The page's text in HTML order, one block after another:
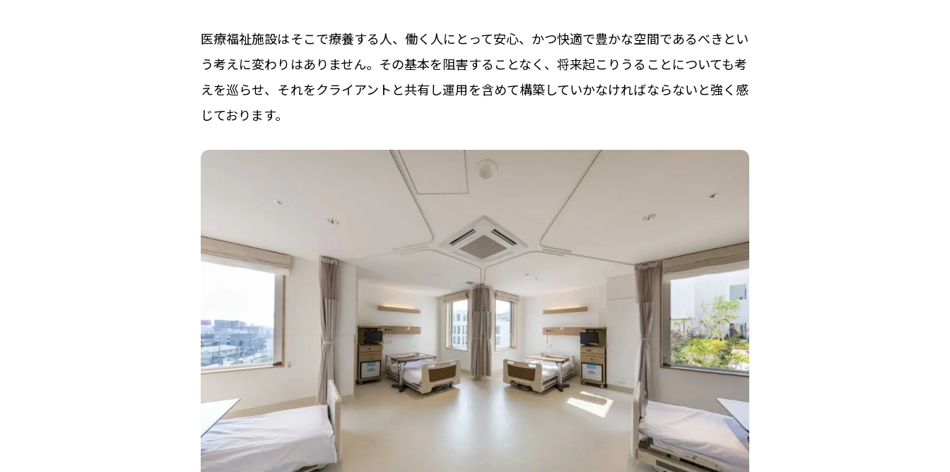
医療福祉施設はそこで療養する人、働く人にとって安心、かつ快適で豊かな空間であるべきとい
う考えに変わりはありません。その基本を阻害することなく、将来起こりうることについても考
えを巡らせ、それをクライアントと共有し運用を含めて構築していかなければならないと強く感
じております。